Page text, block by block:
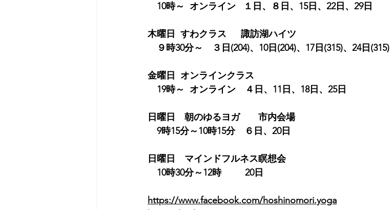
10時～  オンライン   １日、８日、15日 、22日、29日
木曜日  すわクラス　  諏訪湖ハイツ
９時30分～　３日(204)、10日(204)、17日(315)、24日(315)
金曜日  オンラインクラス
19時～  オンライン
４日、11日、18日、25日
日曜日　朝のゆるヨガ　　市内会場
9時15分～10時15分　６日、20日
日曜日　マインドフルネス瞑想会
10時30分～12時　　  20日
https://www.facebook.com/hoshinomori.yoga